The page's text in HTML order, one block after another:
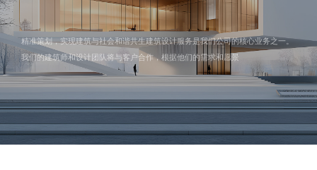
精准策划，实现建筑与社会和谐共生建筑设计服务是我们公司的核心业务之一。
我们的建筑师和设计团队将与客户合作，根据他们的需求和愿景
Our advantage
Contact